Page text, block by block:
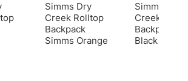
Simms Dry
Creek Rolltop
Backpack
Simms Orange
Simms Dry
Creek
Backpack
Black